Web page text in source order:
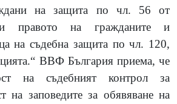
на защита по чл. 56 от
и правото на гражданите и
на съдебна защита по чл. 120,
ВВФ България приема, че
на съдебният контрол за
на заповедите за обявяване на